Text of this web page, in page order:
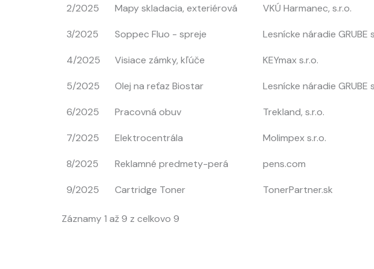
2/2025 Mapy skladacia, exteriérová VKÚ Harmanec, s.r.o.
3/2025 Soppec Fluo - spreje Lesnícke náradie GRUBE
4/2025 Visiace zámky, kľúče KEYmax s.r.o.
5/2025 Olej na reťaz Biostar Lesnícke náradie GRUBE
6/2025 Pracovná obuv Trekland, s.r.o.
7/2025 Elektrocentrála Molimpex s.r.o.
8/2025 Reklamné predmety-perá pens.com
9/2025 Cartridge Toner TonerPartner.sk
Záznamy 1 až 9 z celkovo 9